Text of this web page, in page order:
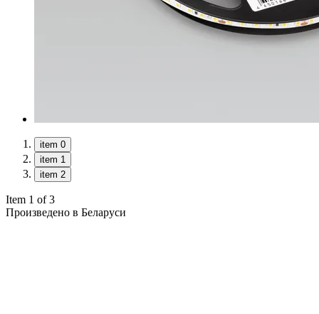
item 0
item 1
item 2
Item 1 of 3
Произведено в Беларуси